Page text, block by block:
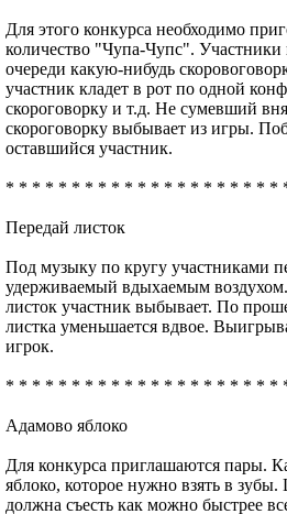
Для этого конкурса необходимо
количество "Чупа-Чупс". Участники
очереди какую-нибудь
участник кладет в рот по одной
скороговорку и т.д. Не сумевший
скороговорку выбывает из игры.
оставшийся участник.
* * * * * * * * * * * * * * * * * * * * *
Передай листок
Под музыку по кругу участниками
удерживаемый вдыхаемым
листок участник выбывает. По
листка уменьшается вдвое.
игрок.
* * * * * * * * * * * * * * * * * * * * *
Адамово яблоко
Для конкурса приглашаются пары.
яблоко, которое нужно взять в зубы.
должна съесть как можно быстрее